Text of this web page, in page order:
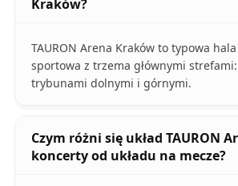
Kraków?
TAURON Arena Kraków to typowa
sportowa z trzema głównymi strefami:
trybunami dolnymi i górnymi.
Czym różni się układ TAURON
koncerty od układu na mecze?